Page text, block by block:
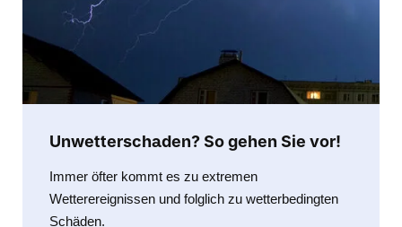
Unwetterschaden? So gehen Sie vor!
Immer öfter kommt es zu extremen
Wetterereignissen und folglich zu wetterbedingten
Schäden.